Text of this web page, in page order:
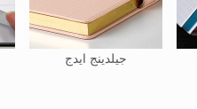
جيلدينج ايدج